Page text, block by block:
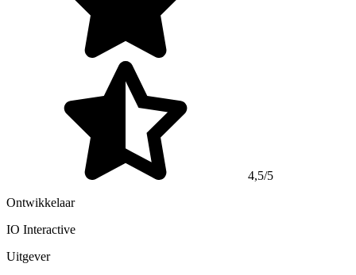
4,5/5
Ontwikkelaar
IO Interactive
Uitgever